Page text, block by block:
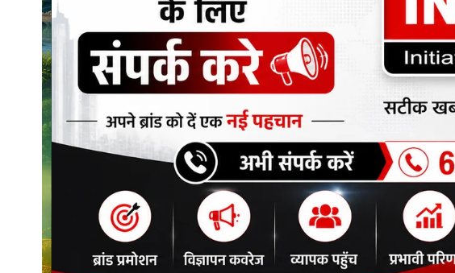
Gallery
राजनीति
Contacts
इतिहास \ साहित्य
शिक्षा\रोजगार
मनोरंजन